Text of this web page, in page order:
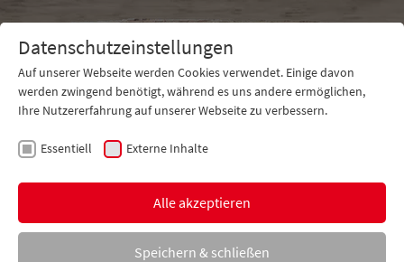
Kontakt Tel. +49 5971 16130-0
Datenschutzeinstellungen
Auf unserer Webseite werden Cookies verwendet. Einige davon
werden zwingend benötigt, während es uns andere ermöglichen,
Ihre Nutzererfahrung auf unserer Webseite zu verbessern.
Essentiell Externe Inhalte
Alle akzeptieren
Speichern & schließen